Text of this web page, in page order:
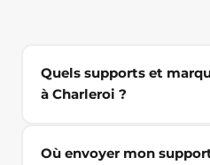
Quels supports et
à Charleroi ?
Où envoyer mon